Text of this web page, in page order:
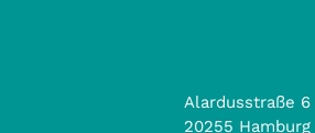
Alardusstraße 6
20255 Hamburg